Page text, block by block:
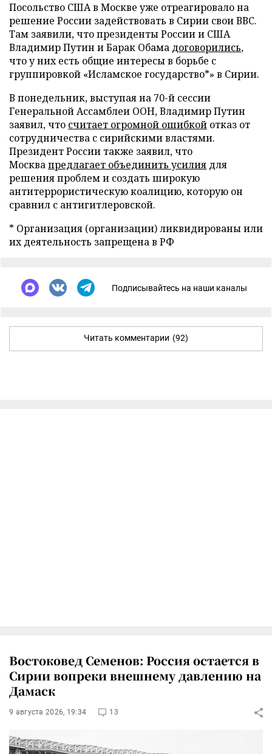
Посольство США в Москве уже отреагировало на
решение России задействовать в Сирии свои ВВС.
Там заявили, что президенты России и США
Владимир Путин и Барак Обама договорились,
что у них есть общие интересы в борьбе с
группировкой «Исламское государство*» в Сирии.
В понедельник, выступая на 70-й сессии
Генеральной Ассамблеи ООН, Владимир Путин
заявил, что считает огромной ошибкой отказ от
сотрудничества с сирийскими властями.
Президент России также заявил, что
Москвапредлагает объединить усилия для
решения проблем и создать широкую
антитеррористическую коалицию, которую он
сравнил с антигитлеровской.
* Организация (организации) ликвидированы или
их деятельность запрещена в РФ
Подписывайтесь на наши каналы
Читать комментарии (92)
Востоковед Семенов: Россия остается в
Сирии вопреки внешнему давлению на
Дамаск
9 августа 2026, 19:34 13